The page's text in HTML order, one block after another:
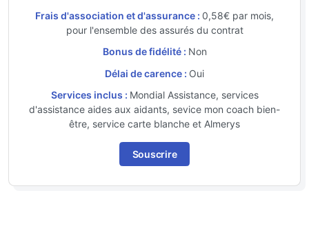
Frais d'association et d'assurance : 0,58€ par mois,
pour l'ensemble des assurés du contrat
Bonus de fidélité : Non
Délai de carence : Oui
Services inclus : Mondial Assistance, services
d'assistance aides aux aidants, sevice mon coach bien-
être, service carte blanche et Almerys
Souscrire